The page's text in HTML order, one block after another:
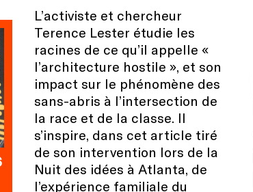
L’activiste et chercheur
Terence Lester étudie les
racines de ce qu’il appelle «
l’architecture hostile », et son
impact sur le phénomène des
sans-abris à l’intersection de
la race et de la classe. Il
s’inspire, dans cet article tiré
de son intervention lors de la
Nuit des idées à Atlanta, de
l’expérience familiale du